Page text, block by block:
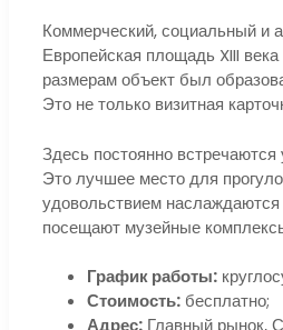
Коммерческий, социальный и
Европейская площадь XIII
размерам объект был
Это не только визитная
Здесь постоянно
Это лучшее место для
удовольствием
посещают музейные
График работы:
Стоимость: бесплатно;
Адрес: Главный рынок,